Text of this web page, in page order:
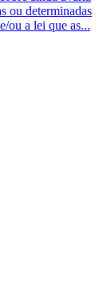
ou determinadas
ou a lei que as...